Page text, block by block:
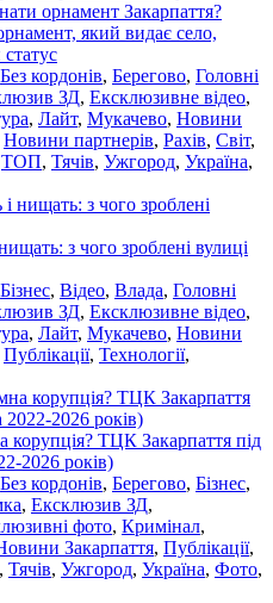
який видає село,
Без кордонів, Берегово, Головні
ЗД, Ексклюзивне відео,
, Лайт, Мукачево, Новини
Новини партнерів, Рахів, Світ,
ТОП, Тячів, Ужгород, Україна,
з чого зроблені вулиці
Бізнес, Відео, Влада, Головні
ЗД, Ексклюзивне відео,
, Лайт, Мукачево, Новини
Публікації, Технології,
корупція? ТЦК Закарпаття під
2026 років)
Без кордонів, Берегово, Бізнес,
, Ексклюзив ЗД,
фото, Кримінал,
Закарпаття, Публікації,
, Тячів, Ужгород, Україна, Фото,